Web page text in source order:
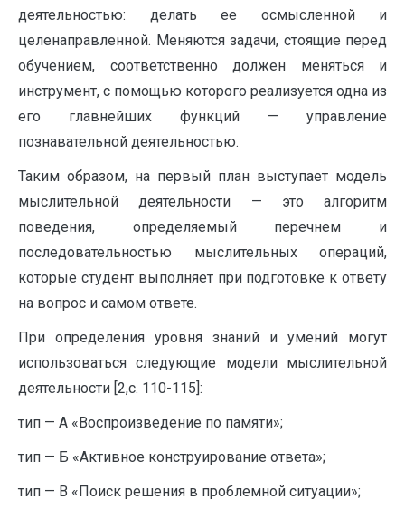
деятельностью: делать ее осмысленной и
целенаправленной. Меняются задачи, стоящие перед
обучением, соответственно должен меняться и
инструмент, с помощью которого реализуется одна из
его главнейших функций — управление
познавательной деятельностью.
Таким образом, на первый план выступает модель
мыслительной деятельности — это алгоритм
поведения, определяемый перечнем и
последовательностью мыслительных операций,
которые студент выполняет при подготовке к ответу
на вопрос и самом ответе.
При определения уровня знаний и умений могут
использоваться следующие модели мыслительной
деятельности [2,с. 110-115]:
тип — А «Воспроизведение по памяти»;
тип — Б «Активное конструирование ответа»;
тип — В «Поиск решения в проблемной ситуации»;